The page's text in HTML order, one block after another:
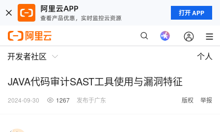
打开 APP
开发者社区 个人
JAVA代码审计SAST工具使用与漏洞特征
2024-09-30 1267 发布于广东 版权 举报